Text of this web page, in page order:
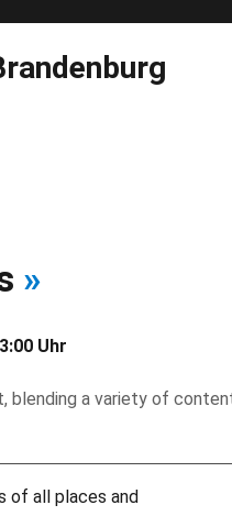
»
Uhr
a variety of
of all places and